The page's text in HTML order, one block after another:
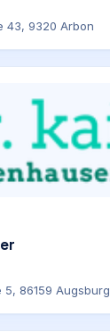
43, 9320 Arbon
5, 86159 Augsburg